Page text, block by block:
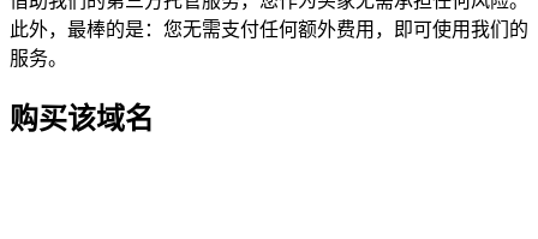
此外，最棒的是：您无需支付任何额外费用，即可使用我们的
服务。
购买该域名